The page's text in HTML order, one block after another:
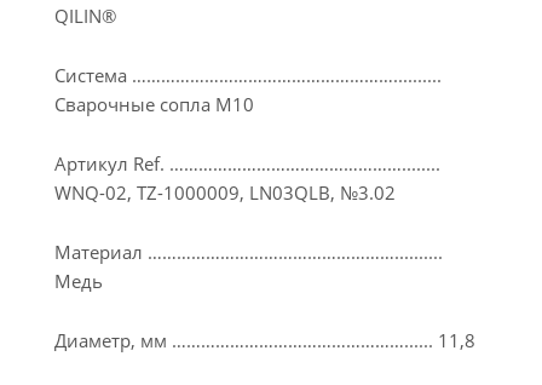
QILIN®
Система ………………………………………………..........
Сварочные сопла M10
Артикул Ref. …………………………………………........
WNQ-02, TZ-1000009, LN03QLB, №3.02
Материал ……………………………………………..........
Медь
Диаметр, мм …………………………………………...... 11,8